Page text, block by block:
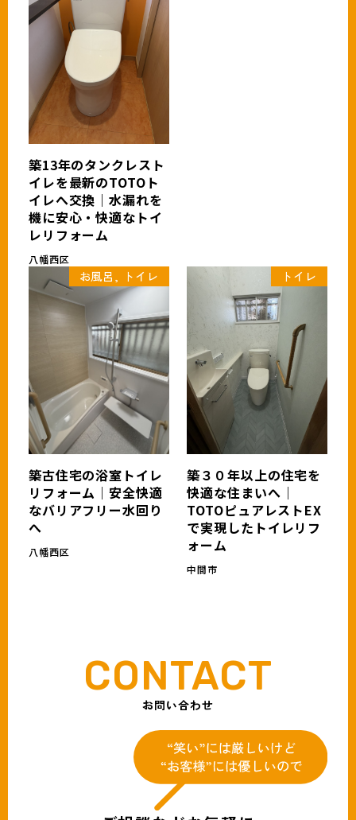
築13年のタンクレスト
イレを最新のTOTOト
イレへ交換｜水漏れを
機に安心・快適なトイ
レリフォーム
八幡西区
お風呂, トイレ
築古住宅の浴室トイレ
リフォーム｜安全快適
なバリアフリー水回り
へ
八幡西区
トイレ
築３０年以上の住宅を
快適な住まいへ｜
TOTOピュアレストEX
で実現したトイレリフ
ォーム
中間市
お問い合わせ